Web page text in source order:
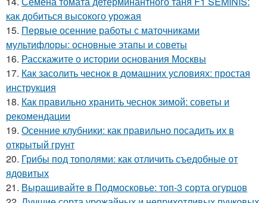
как добиться высокого урожая
15. Первые осенние работы с маточниками
мультифлоры: основные этапы и советы
16. Расскажите о истории основания Москвы
17. Как засолить чеснок в домашних условиях: простая
инструкция
18. Как правильно хранить чеснок зимой: советы и
рекомендации
19. Осенние клубники: как правильно посадить их в
открытый грунт
20. Грибы под тополями: как отличить съедобные от
ядовитых
21. Выращивайте в Подмосковье: топ-3 сорта огурцов